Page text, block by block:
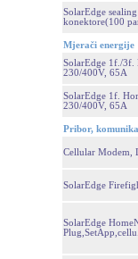
SolarEdge
konektore(100
Mjerači energije
SolarEdge 1f./3f.
230/400V, 65A
SolarEdge 1f.
230/400V, 65A
Pribor,
Cellular Modem,
SolarEdge
SolarEdge